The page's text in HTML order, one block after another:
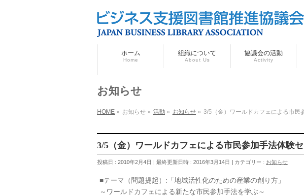
ホーム
Home
組織について
About Us
協議会の活動
Activity
お知らせ
HOME » お知らせ » 活動 » お知らせ » 3/5（金）ワールドカフェによる市民
3/5（金）ワールドカフェによる市民参加手法体験
投稿日 : 2010年2月4日 最終更新日時 : 2016年3月14日 カテゴリー : お知らせ
■テーマ（問題提起）:「地域活性化のための
～ワールドカフェによる新たな市民参加手法を学ぶ～